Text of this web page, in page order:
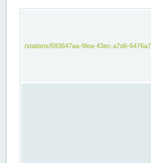
/stations/593647aa-9fea-43ec-a7d6-